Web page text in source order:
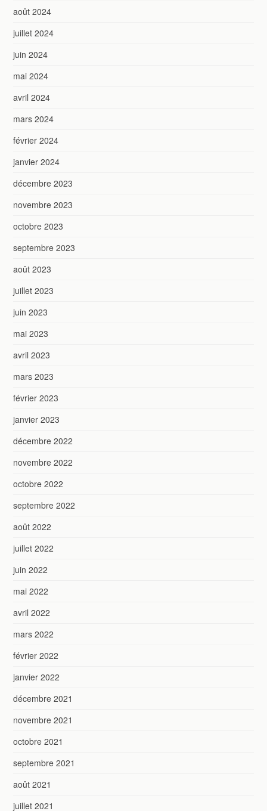
août 2024
juillet 2024
juin 2024
mai 2024
avril 2024
mars 2024
février 2024
janvier 2024
décembre 2023
novembre 2023
octobre 2023
septembre 2023
août 2023
juillet 2023
juin 2023
mai 2023
avril 2023
mars 2023
février 2023
janvier 2023
décembre 2022
novembre 2022
octobre 2022
septembre 2022
août 2022
juillet 2022
juin 2022
mai 2022
avril 2022
mars 2022
février 2022
janvier 2022
décembre 2021
novembre 2021
octobre 2021
septembre 2021
août 2021
juillet 2021